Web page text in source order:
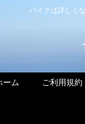
バイクは詳しく
ーム ご利用規約